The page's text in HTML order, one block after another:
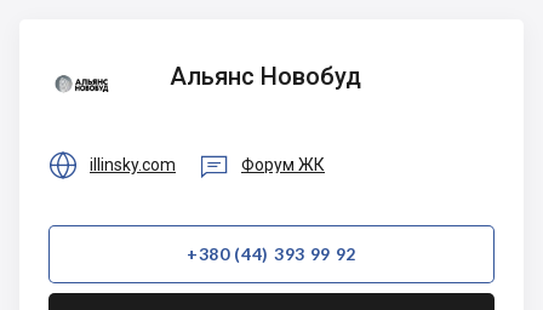
Новобуд
Альянс Новобуд
 illinsky.com  Форум ЖК
+380 (44) 393 99 92